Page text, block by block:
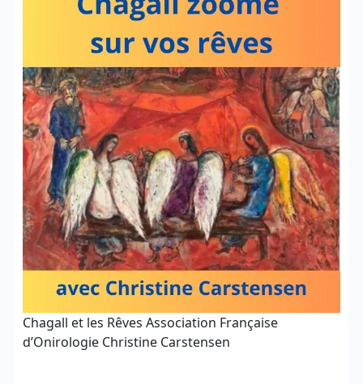
Chagall et les Rêves Association Française
d’Onirologie Christine Carstensen